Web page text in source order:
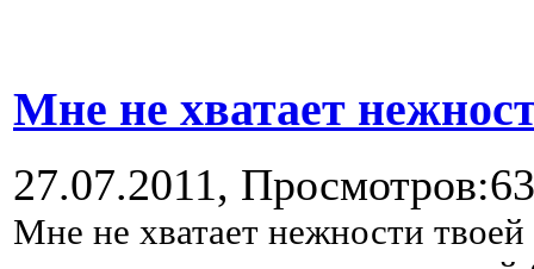
Мне не хватает
27.07.2011,
Мне не хватает нежности